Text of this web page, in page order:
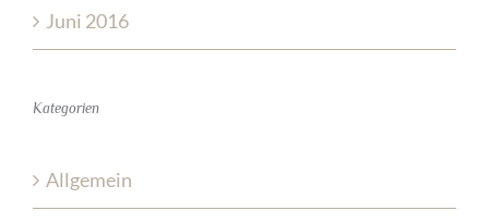
Juni 2016
Kategorien
Allgemein